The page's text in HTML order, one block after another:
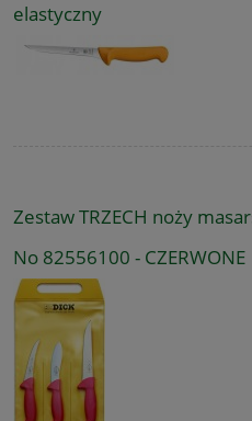
elastyczny
Zestaw TRZECH noży
No 82556100 - CZERWONE